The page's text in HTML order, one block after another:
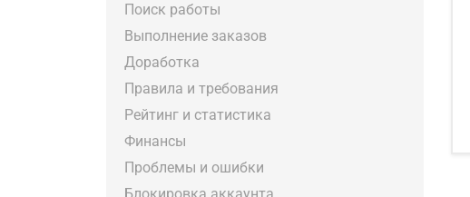
Поиск работы
Выполнение заказов
Доработка
Правила и требования
Рейтинг и статистика
Финансы
Проблемы и ошибки